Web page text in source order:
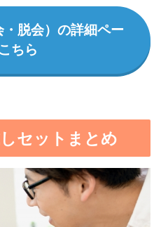
脱会）の詳細ペー
ちら
セットまとめ